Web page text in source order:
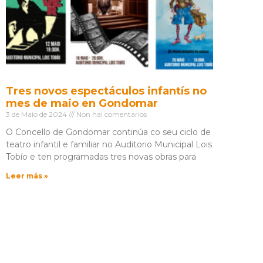
Tres novos espectáculos infantís no
mes de maio en Gondomar
3 de Maio de 2024 Non hai comentarios
O Concello de Gondomar continúa co seu ciclo de
teatro infantil e familiar no Auditorio Municipal Lois
Tobío e ten programadas tres novas obras para
Leer más »